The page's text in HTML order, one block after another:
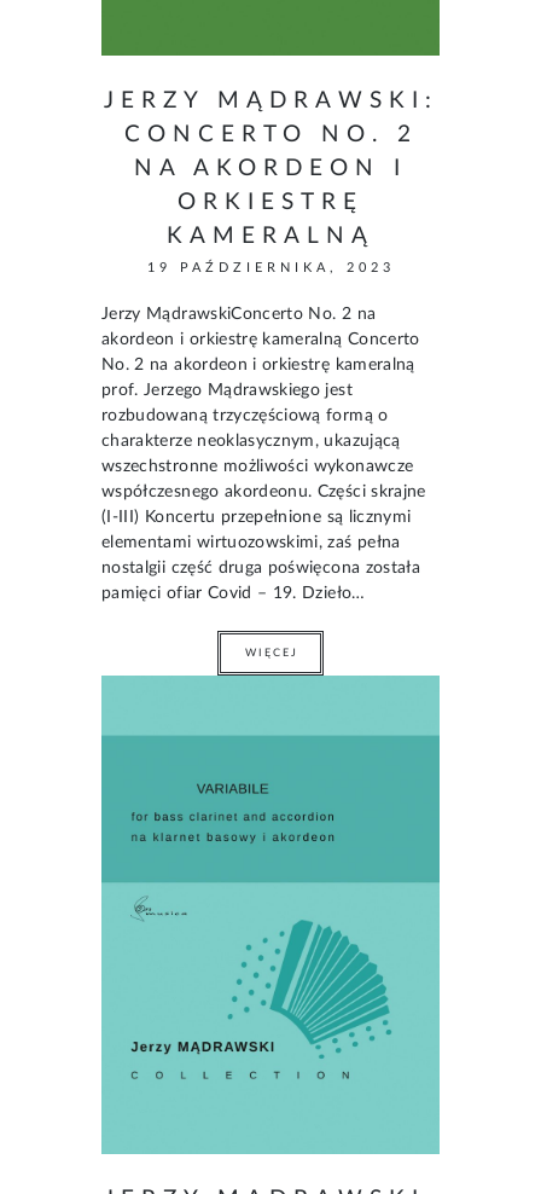
JERZY MĄDRAWSKI:
CONCERTO NO. 2
NA AKORDEON I
ORKIESTRĘ
KAMERALNĄ
19 PAŹDZIERNIKA, 2023
Jerzy MądrawskiConcerto No. 2 na
akordeon i orkiestrę kameralną Concerto
No. 2 na akordeon i orkiestrę kameralną
prof. Jerzego Mądrawskiego jest
rozbudowaną trzyczęściową formą o
charakterze neoklasycznym, ukazującą
wszechstronne możliwości wykonawcze
współczesnego akordeonu. Części skrajne
(I-III) Koncertu przepełnione są licznymi
elementami wirtuozowskimi, zaś pełna
nostalgii część druga poświęcona została
pamięci ofiar Covid – 19. Dzieło…
WIĘCEJ